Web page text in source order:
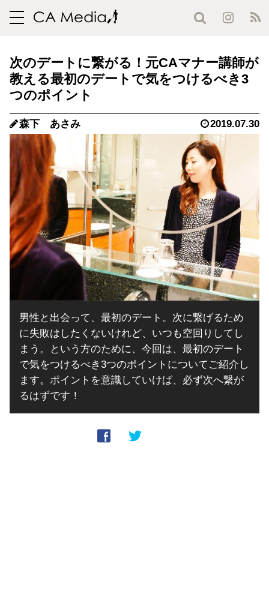
toggle
次のデートに繋がる！元CAマナー講師が
教える最初のデートで気をつけるべき3
つのポイント
森下 あさみ 2019.07.30
男性と出会って、最初のデート。次に繋げるため
に失敗はしたくないけれど、いつも空回りしてし
まう。という方のために、今回は、最初のデート
で気をつけるべき3つのポイントについてご紹介し
ます。ポイントを意識していけば、必ず次へ繋が
るはずです！